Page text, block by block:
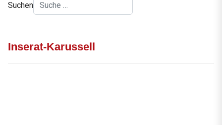
Suchen
Inserat-Karussell